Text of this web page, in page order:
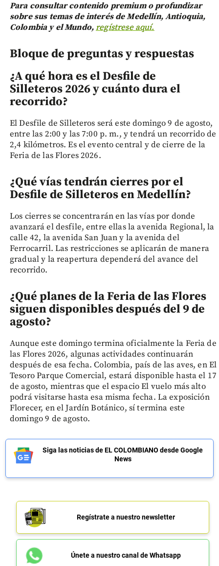
Para consultar contenido premium o profundizar
sobre sus temas de interés de Medellín, Antioquia,
Colombia y el Mundo,regístrese aquí.
Bloque de preguntas y respuestas
¿A qué hora es el Desfile de
Silleteros 2026 y cuánto dura el
recorrido?
El Desfile de Silleteros será este domingo 9 de agosto,
entre las 2:00 y las 7:00 p. m., y tendrá un recorrido de
2,4 kilómetros. Es el evento central y de cierre de la
Feria de las Flores 2026.
¿Qué vías tendrán cierres por el
Desfile de Silleteros en Medellín?
Los cierres se concentrarán en las vías por donde
avanzará el desfile, entre ellas la avenida Regional, la
calle 42, la avenida San Juan y la avenida del
Ferrocarril. Las restricciones se aplicarán de manera
gradual y la reapertura dependerá del avance del
recorrido.
¿Qué planes de la Feria de las Flores
siguen disponibles después del 9 de
agosto?
Aunque este domingo termina oficialmente la Feria de
las Flores 2026, algunas actividades continuarán
después de esa fecha. Colombia, país de las aves, en El
Tesoro Parque Comercial, estará disponible hasta el 17
de agosto, mientras que el espacio El vuelo más alto
podrá visitarse hasta esa misma fecha. La exposición
Florecer, en el Jardín Botánico, sí termina este
domingo 9 de agosto.
Siga las noticias de EL COLOMBIANO desde Google
News
Regístrate a nuestro newsletter
Únete a nuestro canal de Whatsapp